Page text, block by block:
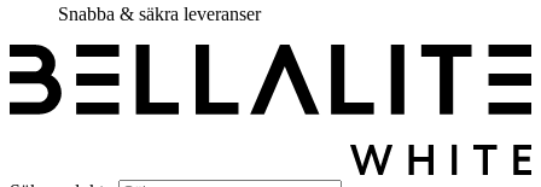
Snabba & säkra leveranser